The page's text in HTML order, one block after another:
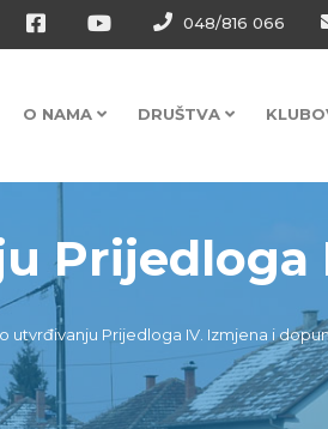
048/816 066
O NAMA DRUŠTVA
Prijedloga
o utvrđivanju Prijedloga IV. Izmjena i